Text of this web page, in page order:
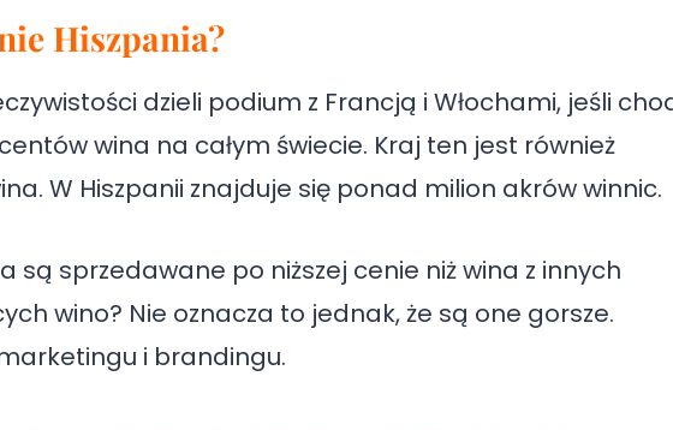
Hiszpania?
dzieli podium z Francją i Włochami, jeśli
wina na całym świecie. Kraj ten jest również
W Hiszpanii znajduje się ponad milion akrów winnic.
są sprzedawane po niższej cenie niż wina z innych
wino? Nie oznacza to jednak, że są one gorsze.
i brandingu.